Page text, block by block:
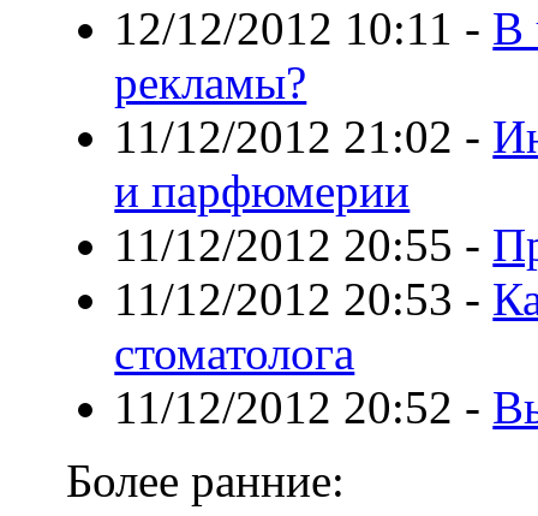
12/12/2012 10:11 - В
рекламы?
11/12/2012 21:02 -
и парфюмерии
11/12/2012 20:55 -
11/12/2012 20:53 -
стоматолога
11/12/2012 20:52 -
Более ранние: